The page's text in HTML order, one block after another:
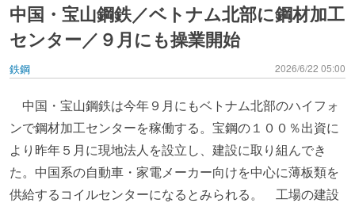
中国・宝山鋼鉄／ベトナム北部に鋼材加工
センター／９月にも操業開始
鉄鋼 2026/6/22 05:00
中国・宝山鋼鉄は今年９月にもベトナム北部のハイフォ
ンで鋼材加工センターを稼働する。宝鋼の１００％出資に
より昨年５月に現地法人を設立し、建設に取り組んでき
た。中国系の自動車・家電メーカー向けを中心に薄板類を
供給するコイルセンターになるとみられる。 工場の建設